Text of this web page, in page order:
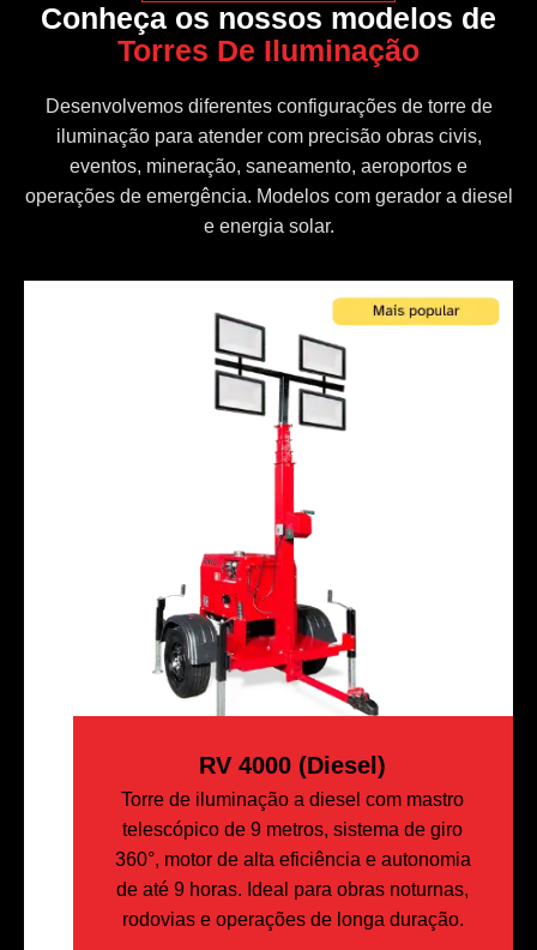
Conheça os nossos modelos de
Torres De Iluminação
Desenvolvemos diferentes configurações de torre de
iluminação para atender com precisão obras civis,
eventos, mineração, saneamento, aeroportos e
operações de emergência. Modelos com gerador a diesel
e energia solar.
RV 4000 (diesel)
Torre de iluminação a diesel com mastro
telescópico de 9 metros, sistema de giro
360°, motor de alta eficiência e autonomia
de até 9 horas. Ideal para obras noturnas,
rodovias e operações de longa duração.